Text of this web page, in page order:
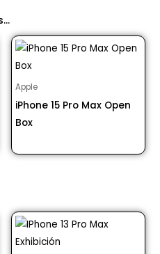
Apple
iPhone 15 Pro Max Open
Box